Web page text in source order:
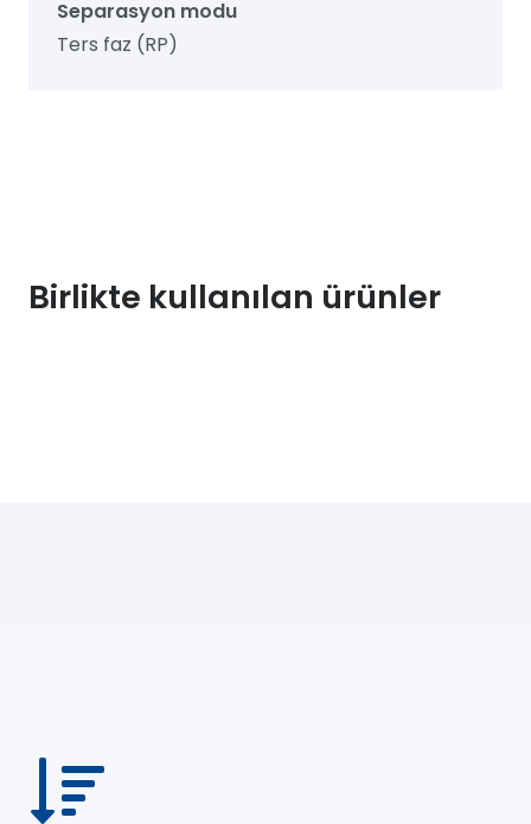
Separasyon modu
Ters faz (RP)
Birlikte kullanılan ürünler